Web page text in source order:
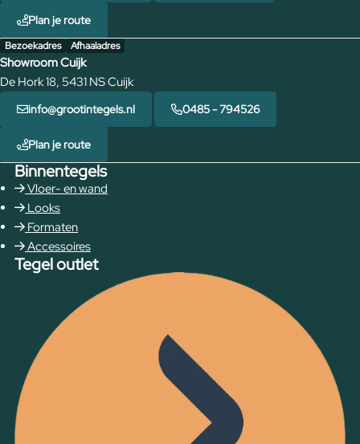
Plan je route
Bezoekadres Afhaaladres
Showroom Cuijk
De Hork 18, 5431 NS Cuijk
info@grootintegels.nl 0485 - 794526
Plan je route
Binnentegels
Vloer- en wand
Looks
Formaten
Accessoires
Tegel outlet